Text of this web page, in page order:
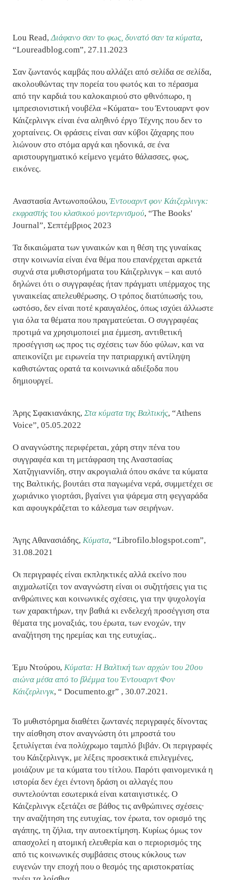
Lou Read, Διάφανο σαν το φως, δυνατό σαν τα κύματα,
“Loureadblog.com”, 27.11.2023
Σαν ζωντανός καμβάς που αλλάζει από σελίδα σε σελίδα,
ακολουθώντας την πορεία του φωτός και το πέρασμα
από την καρδιά του καλοκαιριού στο φθινόπωρο, η
ιμπρεσιονιστική νουβέλα «Κύματα» του Έντουαρντ φον
Κάιζερλινγκ είναι ένα αληθινό έργο Τέχνης που δεν το
χορταίνεις. Οι φράσεις είναι σαν κύβοι ζάχαρης που
λιώνουν στο στόμα αργά και ηδονικά, σε ένα
αριστουργηματικό κείμενο γεμάτο θάλασσες, φως,
εικόνες.
Αναστασία Αντωνοπούλου, Έντουαρντ φον Κάιζερλινγκ:
εκφραστής του κλασικού μοντερνισμού, “The Books'
Journal”, Σεπτέμβριος 2023
Τα δικαιώματα των γυναικών και η θέση της γυναίκας
στην κοινωνία είναι ένα θέμα που επανέρχεται αρκετά
συχνά στα μυθιστορήματα του Κάιζερλινγκ – και αυτό
δηλώνει ότι ο συγγραφέας ήταν πράγματι υπέρμαχος της
γυναικείας απελευθέρωσης. Ο τρόπος διατύπωσής του,
ωστόσο, δεν είναι ποτέ κραυγαλέος, όπως ισχύει άλλωστε
για όλα τα θέματα που πραγματεύεται. Ο συγγραφέας
προτιμά να χρησιμοποιεί μια έμμεση, αντιθετική
προσέγγιση ως προς τις σχέσεις των δύο φύλων, και να
απεικονίζει με ειρωνεία την πατριαρχική αντίληψη
καθιστώντας ορατά τα κοινωνικά αδιέξοδα που
δημιουργεί.
Άρης Σφακιανάκης, Στα κύματα της Βαλτικής, “Athens
Voice”, 05.05.2022
Ο αναγνώστης περιφέρεται, χάρη στην πένα του
συγγραφέα και τη μετάφραση της Αναστασίας
Χατζηγιαννίδη, στην ακρογιαλιά όπου σκάνε τα κύματα
της Βαλτικής, βουτάει στα παγωμένα νερά, συμμετέχει σε
χωριάνικο γιορτάσι, βγαίνει για ψάρεμα στη φεγγαράδα
και αφουγκράζεται το κάλεσμα των σειρήνων.
Άγης Αθανασιάδης, Κύματα, “Librofilo.blogspot.com”,
31.08.2021
Οι περιγραφές είναι εκπληκτικές αλλά εκείνο που
αιχμαλωτίζει τον αναγνώστη είναι οι συζητήσεις για τις
ανθρώπινες και κοινωνικές σχέσεις, για την ψυχολογία
των χαρακτήρων, την βαθιά κι ενδελεχή προσέγγιση στα
θέματα της μοναξιάς, του έρωτα, των ενοχών, την
αναζήτηση της ηρεμίας και της ευτυχίας..
Έμυ Ντούρου, Κύματα: Η Βαλτική των αρχών του 20ου
αιώνα μέσα από το βλέμμα του Έντουαρντ Φον
Κάιζερλινγκ, “ Documento.gr” , 30.07.2021.
Το μυθιστόρημα διαθέτει ζωντανές περιγραφές δίνοντας
την αίσθηση στον αναγνώστη ότι μπροστά του
ξετυλίγεται ένα πολύχρωμο ταμπλό βιβάν. Οι περιγραφές
του Κάιζερλινγκ, με λέξεις προσεκτικά επιλεγμένες,
μοιάζουν με τα κύματα του τίτλου. Παρότι φαινομενικά η
ιστορία δεν έχει έντονη δράση οι αλλαγές που
συντελούνται εσωτερικά είναι καταιγιστικές. Ο
Κάιζερλινγκ εξετάζει σε βάθος τις ανθρώπινες σχέσεις∙
την αναζήτηση της ευτυχίας, τον έρωτα, τον ορισμό της
αγάπης, τη ζήλια, την αυτοεκτίμηση. Κυρίως όμως τον
απασχολεί η ατομική ελευθερία και ο περιορισμός της
από τις κοινωνικές συμβάσεις στους κύκλους των
ευγενών την εποχή που ο θεσμός της αριστοκρατίας